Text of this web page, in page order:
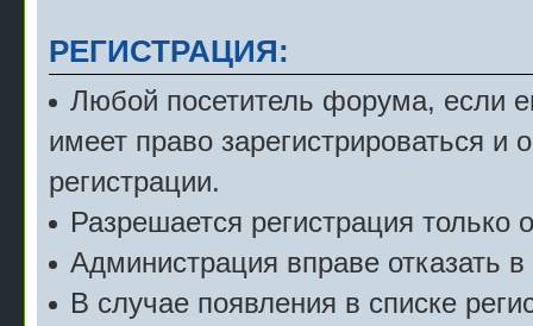
РЕГИСТРАЦИЯ:
Любой посетитель форума, если
имеет право зарегистрироваться и
регистрации.
Разрешается регистрация только
Администрация вправе отказать
В случае появления в списке